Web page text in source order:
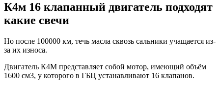
К4м 16 клапанный двигатель подходят
какие свечи
Но после 100000 км, течь масла сквозь сальники учащается из-
за их износа.
Двигатель К4М представляет собой мотор, имеющий объём
1600 см3, у которого в ГБЦ устанавливают 16 клапанов.